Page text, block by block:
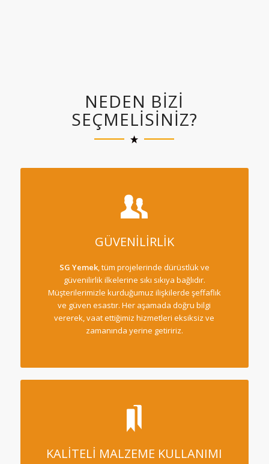
NEDEN BIZI
SEÇMELISINIZ?
GÜVENİLİRLİK
SG Yemek, tüm projelerinde dürüstlük ve
güvenilirlik ilkelerine sıkı sıkıya bağlıdır.
Müşterilerimizle kurduğumuz ilişkilerde şeffaflık
ve güven esastır. Her aşamada doğru bilgi
vererek, vaat ettiğimiz hizmetleri eksiksiz ve
zamanında yerine getiririz.
KALİTELİ MALZEME KULLANIMI